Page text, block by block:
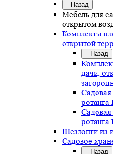
Назад
Мебель для
открытом
Комплекты
открытой
Назад
дачи,
Садовая
ротанга
Садовая
ротанга
Шезлонги из
Садовое
Назад